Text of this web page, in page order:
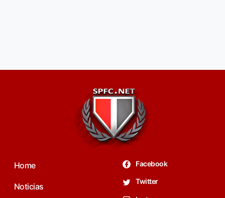
Home
Noticias
Facebook
Twitter